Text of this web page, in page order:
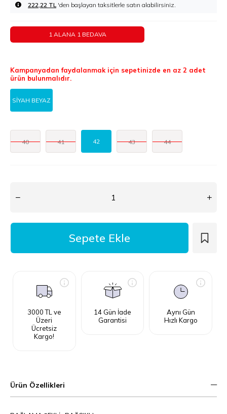
222,22 TL 'den başlayan taksitlerle
1 ALANA 1 BEDAVA
Kampanyadan faydalanmak için sepetinizde en az 2 adet
ürün bulunmalıdır.
SİYAH BEYAZ
40 41 42 43 44
3000 TL ve
Üzeri
Ücretsiz
Kargo!
14 Gün İade
Garantisi
Aynı Gün
Hızlı Kargo
Ürün Özellikleri